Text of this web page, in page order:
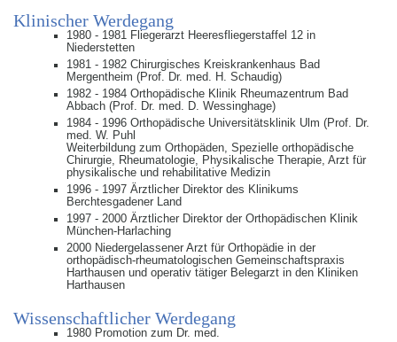
Klinischer Werdegang
1980 - 1981 Fliegerarzt Heeresfliegerstaffel 12 in
Niederstetten
1981 - 1982 Chirurgisches Kreiskrankenhaus Bad
Mergentheim (Prof. Dr. med. H. Schaudig)
1982 - 1984 Orthopädische Klinik Rheumazentrum Bad
Abbach (Prof. Dr. med. D. Wessinghage)
1984 - 1996 Orthopädische Universitätsklinik Ulm (Prof. Dr.
med. W. Puhl
Weiterbildung zum Orthopäden, Spezielle orthopädische
Chirurgie, Rheumatologie, Physikalische Therapie, Arzt für
physikalische und rehabilitative Medizin
1996 - 1997 Ärztlicher Direktor des Klinikums
Berchtesgadener Land
1997 - 2000 Ärztlicher Direktor der Orthopädischen Klinik
München-Harlaching
2000 Niedergelassener Arzt für Orthopädie in der
orthopädisch-rheumatologischen Gemeinschaftspraxis
Harthausen und operativ tätiger Belegarzt in den Kliniken
Harthausen
Wissenschaftlicher Werdegang
1980 Promotion zum Dr. med.